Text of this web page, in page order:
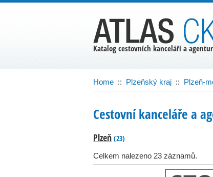
Home :: Plzeňský kraj :: Plzeň-
Cestovní kanceláře a
Plzeň (23)
Celkem nalezeno 23 záznamů.
Katalog cestovních kanceláří a agentur